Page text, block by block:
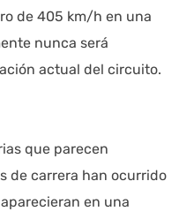
de 405 km/h en una
nunca será
actual del circuito.
que parecen
de carrera han ocurrido
en una